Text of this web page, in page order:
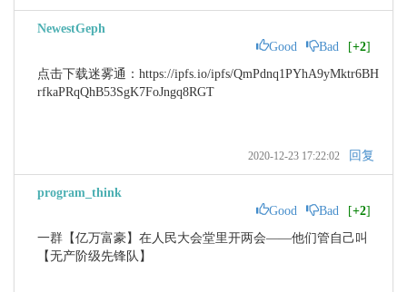
NewestGeph
Good
Bad [+2]
点击下载迷雾通：https://ipfs.io/ipfs/QmPdnq1PYhA9yMktr6BH
rfkaPRqQhB53SgK7FoJngq8RGT
2020-12-23 17:22:02 回复
program_think
Good
Bad [+2]
一群【亿万富豪】在人民大会堂里开两会——他们管自己叫
【无产阶级先锋队】